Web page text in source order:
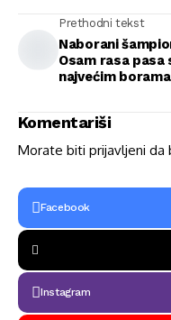
Prethodni tekst
Naborani
Osam rasa pasa
najvećim borama
Komentariši
Morate biti prijavljeni da
Facebook
Instagram